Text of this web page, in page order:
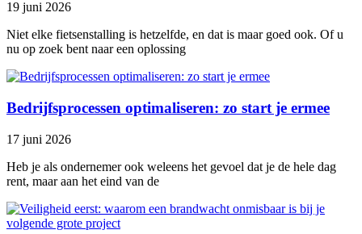
19 juni 2026
Niet elke fietsenstalling is hetzelfde, en dat is maar goed ook. Of u
nu op zoek bent naar een oplossing
Bedrijfsprocessen optimaliseren: zo start je ermee
17 juni 2026
Heb je als ondernemer ook weleens het gevoel dat je de hele dag
rent, maar aan het eind van de